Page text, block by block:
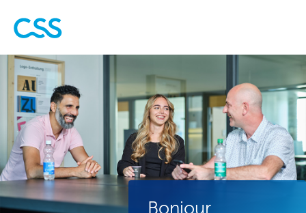
Bonjour